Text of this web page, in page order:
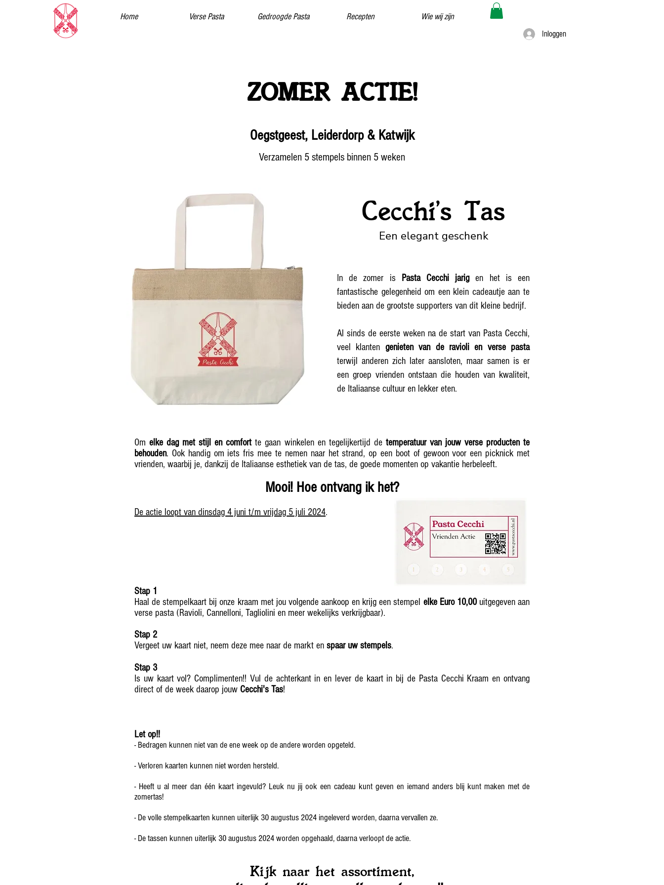
Home Verse Pasta Gedroogde Pasta Recepten Wie wij zijn
Inloggen
ZOMER ACTIE!
Oegstgeest, Leiderdorp & Katwijk
Verzamelen 5 stempels binnen 5 weken
Cecchi's Tas
Een elegant geschenk
In de zomer is Pasta Cecchi jarigen het is een
fantastische gelegenheid om een ​​klein cadeautje aan te
bieden aan de grootste supporters van dit kleine bedrijf.
Al sinds de eerste weken na de start van Pasta Cecchi,
veel klanten genieten van de ravioli en verse pasta
terwijl anderen zich later aansloten, maar samen is er
een groep vrienden ontstaan ​​die houden van kwaliteit,
de Italiaanse cultuur en lekker eten.
Omelke dag met stijl en comfortte gaan winkelen en tegelijkertijd de temperatuur van jouw verse producten te
behouden. Ook handig om iets fris mee te nemen naar het strand, op een boot of gewoon voor een picknick met
vrienden, waarbij je, dankzij de Italiaanse esthetiek van de tas, de goede momenten op vakantie herbeleeft.
Mooi! Hoe ontvang ik het?
De actie loopt van dinsdag 4 juni t/m vrijdag 5 juli 2024.
Stap 1
Haal de stempelkaart bij onze kraam met jou volgende aankoop en krijg een stempel elke Euro 10,00uitgegeven aan
verse pasta (Ravioli, Cannelloni, Tagliolini en meer wekelijks verkrijgbaar).
Stap 2
Vergeet uw kaart niet, neem deze mee naar de markt en spaar uw stempels.
Stap 3
Is uw kaart vol? Complimenten!! Vul de achterkant in en lever de kaart in bij de Pasta Cecchi Kraam en ontvang
direct of de week daarop jouw Cecchi's Tas!
Let op!!
- Bedragen kunnen niet van de ene week op de andere worden opgeteld.
- Verloren kaarten kunnen niet worden hersteld.
- Heeft u al meer dan één kaart ingevuld? Leuk nu jij ook een cadeau kunt geven en iemand anders blij kunt maken met de
zomertas!
- De volle stempelkaarten kunnen uiterlijk 30 augustus 2024 ingeleverd worden, daarna vervallen ze.
- De tassen kunnen uiterlijk 30 augustus 2024 worden opgehaald, daarna verloopt de actie.
Kijk naar het assortiment,